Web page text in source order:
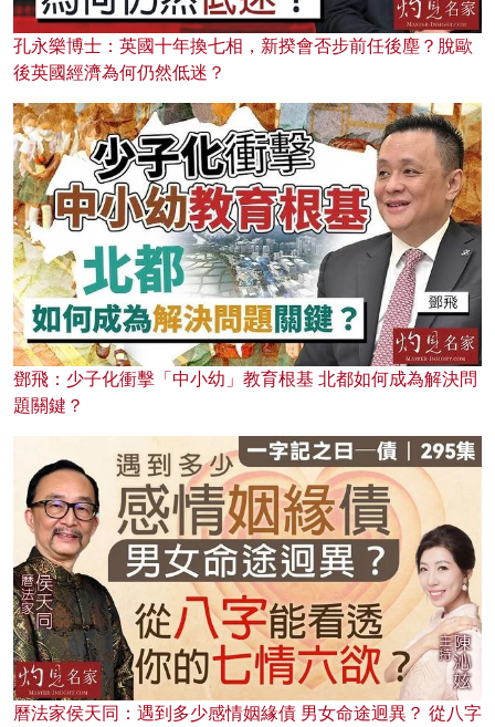
孔永樂博士：英國十年換七相，新揆會否步前任後塵？脫歐
後英國經濟為何仍然低迷？
鄧飛：少子化衝擊「中小幼」教育根基 北都如何成為解決問
題關鍵？
曆法家侯天同：遇到多少感情姻緣債 男女命途迥異？ 從八字